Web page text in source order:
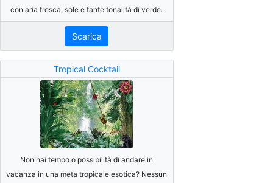
con aria fresca, sole e tante tonalità di verde.
Scarica
Tropical Cocktail
Non hai tempo o possibilità di andare in
vacanza in una meta tropicale esotica? Nessun